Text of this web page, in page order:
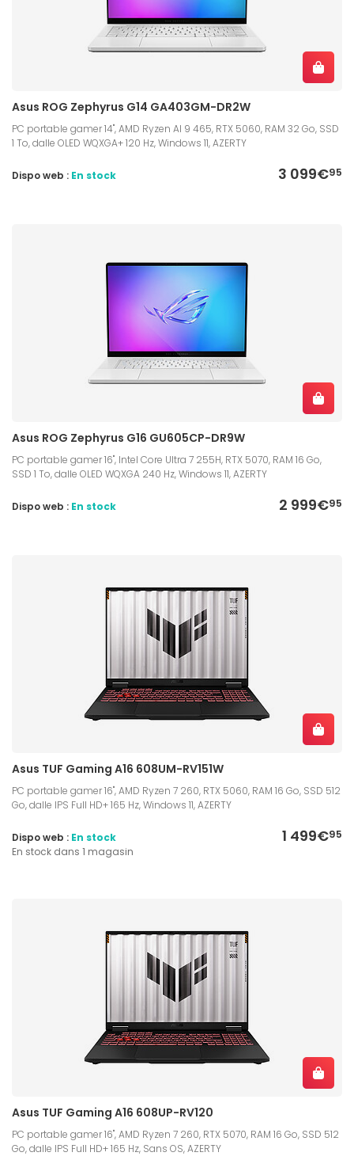
Asus ROG Zephyrus G14 GA403GM-DR2W
PC portable gamer 14", AMD Ryzen AI 9 465, RTX 5060, RAM 32 Go, SSD
1 To, dalle OLED WQXGA+ 120 Hz, Windows 11, AZERTY
3 099€95
Dispo web : En stock
Asus ROG Zephyrus G16 GU605CP-DR9W
PC portable gamer 16", Intel Core Ultra 7 255H, RTX 5070, RAM 16 Go,
SSD 1 To, dalle OLED WQXGA 240 Hz, Windows 11, AZERTY
2 999€95
Dispo web : En stock
Asus TUF Gaming A16 608UM-RV151W
PC portable gamer 16", AMD Ryzen 7 260, RTX 5060, RAM 16 Go, SSD 512
Go, dalle IPS Full HD+ 165 Hz, Windows 11, AZERTY
1 499€95
Dispo web : En stock
En stock dans 1 magasin
Asus TUF Gaming A16 608UP-RV120
PC portable gamer 16", AMD Ryzen 7 260, RTX 5070, RAM 16 Go, SSD 512
Go, dalle IPS Full HD+ 165 Hz, Sans OS, AZERTY